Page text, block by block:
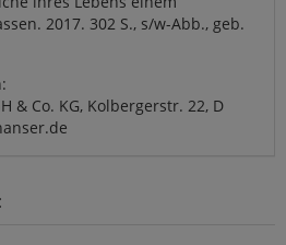
2017. 302 S., s/w-Abb., geb.
& Co. KG, Kolbergerstr. 22, D